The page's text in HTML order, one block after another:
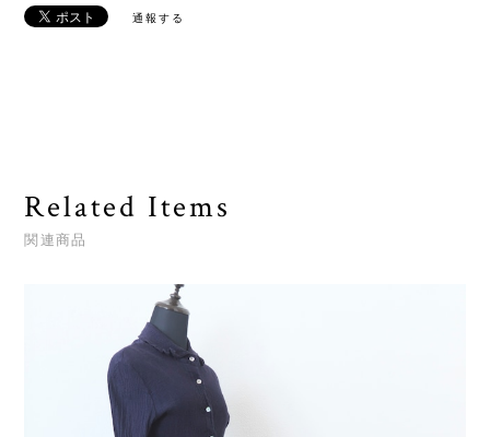
通報する
Related Items
関連商品